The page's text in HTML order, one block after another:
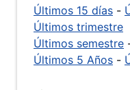
Últimos 15 días -
Últimos trimestre
Últimos semestre
Últimos 5 Años -